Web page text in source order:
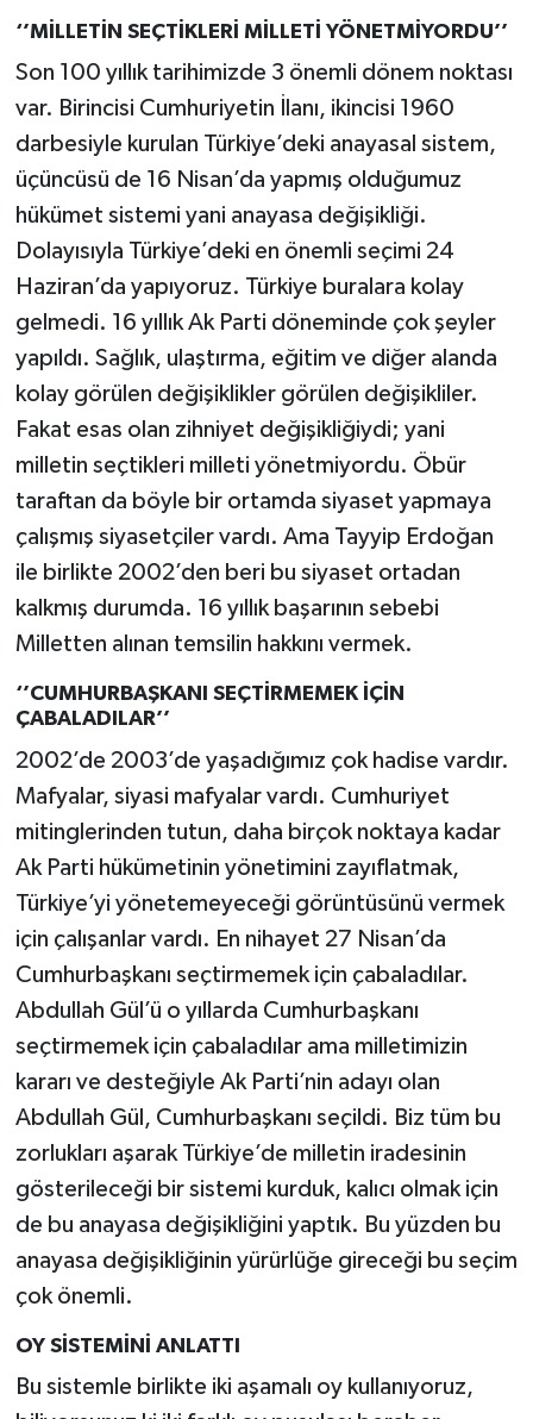
‘’MİLLETİN SEÇTİKLERİ MİLLETİ YÖNETMİYORDU’’
Son 100 yıllık tarihimizde 3 önemli dönem noktası
var. Birincisi Cumhuriyetin İlanı, ikincisi 1960
darbesiyle kurulan Türkiye’deki anayasal sistem,
üçüncüsü de 16 Nisan’da yapmış olduğumuz
hükümet sistemi yani anayasa değişikliği.
Dolayısıyla Türkiye’deki en önemli seçimi 24
Haziran’da yapıyoruz. Türkiye buralara kolay
gelmedi. 16 yıllık Ak Parti döneminde çok şeyler
yapıldı. Sağlık, ulaştırma, eğitim ve diğer alanda
kolay görülen değişiklikler görülen değişikliler.
Fakat esas olan zihniyet değişikliğiydi; yani
milletin seçtikleri milleti yönetmiyordu. Öbür
taraftan da böyle bir ortamda siyaset yapmaya
çalışmış siyasetçiler vardı. Ama Tayyip Erdoğan
ile birlikte 2002’den beri bu siyaset ortadan
kalkmış durumda. 16 yıllık başarının sebebi
Milletten alınan temsilin hakkını vermek.
‘’CUMHURBAŞKANI SEÇTİRMEMEK İÇİN
ÇABALADILAR’’
2002’de 2003’de yaşadığımız çok hadise vardır.
Mafyalar, siyasi mafyalar vardı. Cumhuriyet
mitinglerinden tutun, daha birçok noktaya kadar
Ak Parti hükümetinin yönetimini zayıflatmak,
Türkiye’yi yönetemeyeceği görüntüsünü vermek
için çalışanlar vardı. En nihayet 27 Nisan’da
Cumhurbaşkanı seçtirmemek için çabaladılar.
Abdullah Gül’ü o yıllarda Cumhurbaşkanı
seçtirmemek için çabaladılar ama milletimizin
kararı ve desteğiyle Ak Parti’nin adayı olan
Abdullah Gül, Cumhurbaşkanı seçildi. Biz tüm bu
zorlukları aşarak Türkiye’de milletin iradesinin
gösterileceği bir sistemi kurduk, kalıcı olmak için
de bu anayasa değişikliğini yaptık. Bu yüzden bu
anayasa değişikliğinin yürürlüğe gireceği bu seçim
çok önemli.
OY SİSTEMİNİ ANLATTI
Bu sistemle birlikte iki aşamalı oy kullanıyoruz,